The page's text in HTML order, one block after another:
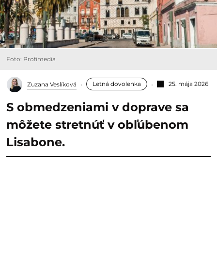
Foto: Profimedia
Zuzana Veslíková Letná dovolenka 25. mája 2026
S obmedzeniami v doprave sa
môžete stretnúť v obľúbenom
Lisabone.